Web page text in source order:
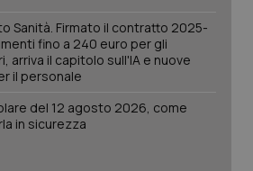
Sanità. Firmato il contratto 2025-
fino a 240 euro per gli
arriva il capitolo sull'IA e nuove
il personale
del 12 agosto 2026, come
in sicurezza